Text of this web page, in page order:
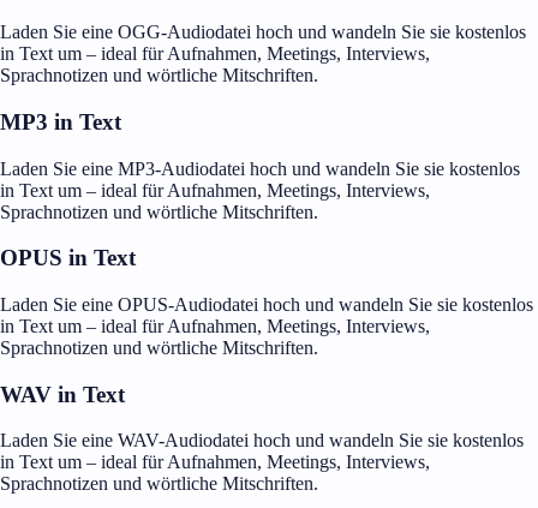
Laden Sie eine OGG-Audiodatei hoch und wandeln Sie sie kostenlos
in Text um – ideal für Aufnahmen, Meetings, Interviews,
Sprachnotizen und wörtliche Mitschriften.
MP3 in Text
Laden Sie eine MP3-Audiodatei hoch und wandeln Sie sie kostenlos
in Text um – ideal für Aufnahmen, Meetings, Interviews,
Sprachnotizen und wörtliche Mitschriften.
OPUS in Text
Laden Sie eine OPUS-Audiodatei hoch und wandeln Sie sie kostenlos
in Text um – ideal für Aufnahmen, Meetings, Interviews,
Sprachnotizen und wörtliche Mitschriften.
WAV in Text
Laden Sie eine WAV-Audiodatei hoch und wandeln Sie sie kostenlos
in Text um – ideal für Aufnahmen, Meetings, Interviews,
Sprachnotizen und wörtliche Mitschriften.